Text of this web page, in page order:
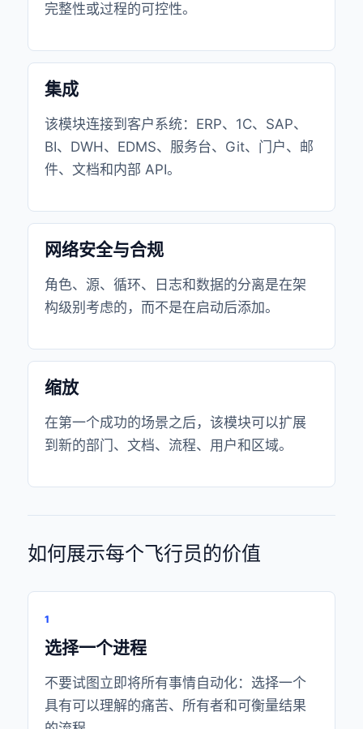
完整性或过程的可控性。
集成
该模块连接到客户系统：ERP、1C、SAP、
BI、DWH、EDMS、服务台、Git、门户、邮
件、文档和内部 API。
网络安全与合规
角色、源、循环、日志和数据的分离是在架
构级别考虑的，而不是在启动后添加。
缩放
在第一个成功的场景之后，该模块可以扩展
到新的部门、文档、流程、用户和区域。
如何展示每个飞行员的价值
1
选择一个进程
不要试图立即将所有事情自动化：选择一个
具有可以理解的痛苦、所有者和可衡量结果